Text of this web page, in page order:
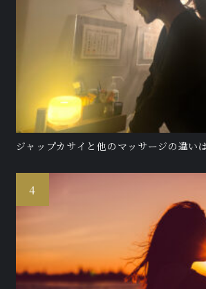
ジャップカサイと他のマッサージの違い